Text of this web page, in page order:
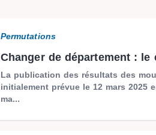
Permutations
Changer de département : le
La publication des résultats des
initialement prévue le 12 mars 2025
ma...